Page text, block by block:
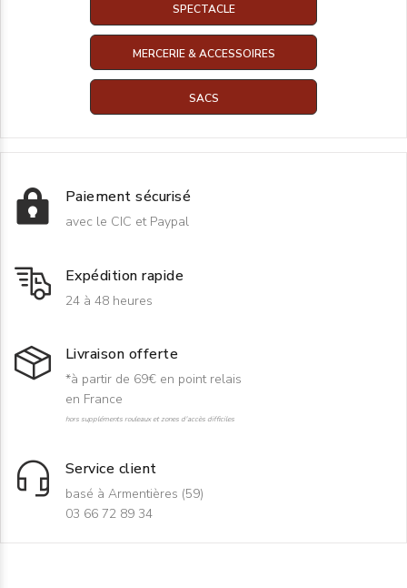
SPECTACLE
MERCERIE & ACCESSOIRES
SACS
Paiement sécurisé
avec le CIC et Paypal
Expédition rapide
24 à 48 heures
Livraison offerte
*à partir de 69€ en point relais
en France
hors suppléments rouleaux et zones d'accès difficiles
Service client
basé à Armentières (59)
03 66 72 89 34